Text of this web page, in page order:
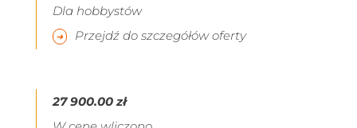
Dla hobbystów
Przejdź do szczegółów oferty
27 900.00 zł